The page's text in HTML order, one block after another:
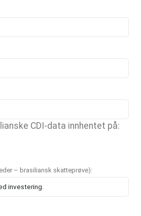
CDI-data innhentet på:
– brasiliansk skatteprøve):